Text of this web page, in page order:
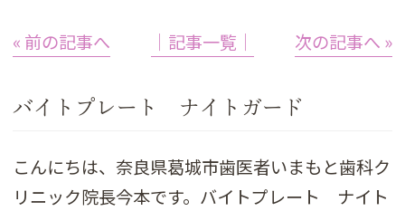
« 前の記事へ │記事一覧│ 次の記事へ »
バイトプレート ナイトガード
こんにちは、奈良県葛城市歯医者いまもと歯科ク
リニック院長今本です。バイトプレート ナイト